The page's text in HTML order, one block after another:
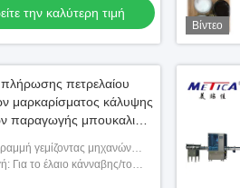
την καλύτερη τιμή
Βίντεο
πετρελαίου
μαρκαρίσματος κάλυψης
παραγωγής μπουκαλιών
γεμίζοντας μηχανών
ελαίου Cbd
Για το έλαιο κάνναβης/το